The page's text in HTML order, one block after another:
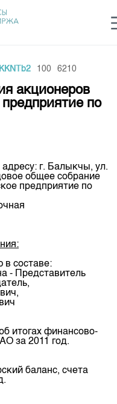
Рус Кыр
100 6210
акционеров
по
г. Балыкчы, ул.
общее собрание
предприятие по
в составе:
- Представитель
итогах финансово-
за 2011 год.
баланс, счета